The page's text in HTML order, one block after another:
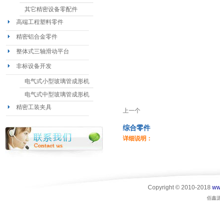
其它精密设备零配件
高端工程塑料零件
精密铝合金零件
整体式三轴滑动平台
非标设备开发
电气式小型玻璃管成形机
电气式中型玻璃管成形机
精密工装夹具
上一个
综合零件
详细说明：
Copyright © 2010-2018
佰鑫